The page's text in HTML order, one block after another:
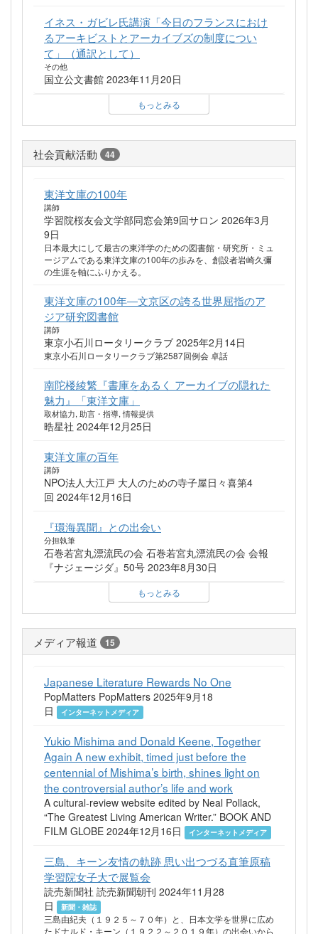
イネス・ガビレ氏講演「今日のフランスにおけ
るアーキビストとアーカイブズの制度につい
て」（通訳として）
その他
国立公文書館 2023年11月20日
もっとみる
社会貢献活動 44
東洋文庫の100年
講師
学習院桜友会文学部同窓会第9回サロン 2026年3月
9日
日本最大にして最古の東洋学のための図書館・研究所・ミュ
ージアムである東洋文庫の100年の歩みを、創設者岩崎久彌
の生涯を軸にふりかえる。
東洋文庫の100年―文京区の誇る世界屈指のア
ジア研究図書館
講師
東京小石川ロータリークラブ 2025年2月14日
東京小石川ロータリークラブ第2587回例会 卓話
南陀楼綾繁『書庫をあるく アーカイブの隠れた
魅力』「東洋文庫」
取材協力, 助言・指導, 情報提供
晧星社 2024年12月25日
東洋文庫の百年
講師
NPO法人大江戸 大人のための寺子屋日々喜第4
回 2024年12月16日
『環海異聞』との出会い
分担執筆
石巻若宮丸漂流民の会 石巻若宮丸漂流民の会 会報
『ナジェージダ』50号 2023年8月30日
もっとみる
メディア報道 15
Japanese Literature Rewards No One
PopMatters PopMatters 2025年9月18
日
インターネットメディア
Yukio Mishima and Donald Keene, Together
Again A new exhibit, timed just before the
centennial of Mishima’s birth, shines light on
the controversial author’s life and work
A cultural-review website edited by Neal Pollack,
“The Greatest Living American Writer.” BOOK AND
FILM GLOBE 2024年12月16日
インターネットメディア
三島、キーン友情の軌跡 思い出つづる直筆原稿
学習院女子大で展覧会
読売新聞社 読売新聞朝刊 2024年11月28
日
新聞・雑誌
三島由紀夫（１９２５～７０年）と、日本文学を世界に広め
たドナルド・キーン（１９２２～２０１９年）の出会いから